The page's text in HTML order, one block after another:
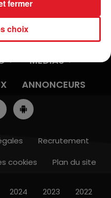
MÉDIAS
ANNONCEURS
Recrutement
cookies Plan du site
2024 2023 2022
choix
fermer